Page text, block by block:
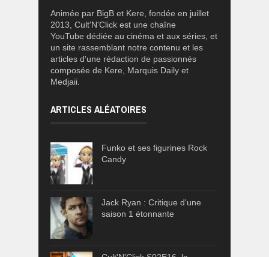
Animée par BigB et Kere, fondée en juillet
2013, Cult'N'Click est une chaîne
YouTube dédiée au cinéma et aux séries, et
un site rassemblant notre contenu et les
articles d'une rédaction de passionnés
composée de Kere, Marquis Daily et
Medjaii.
ARTICLES ALÉATOIRES
Funko et ses figurines Rock
Candy
Jack Ryan : Critique d'une
saison 1 étonnante